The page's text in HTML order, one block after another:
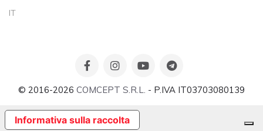
IT
© 2016-2026 COMCEPT S.R.L. - P.IVA IT03703080139
Informativa sulla raccolta